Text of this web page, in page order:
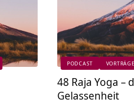
PODCAST VORTRÄGE
48 Raja Yoga –
Gelassenheit